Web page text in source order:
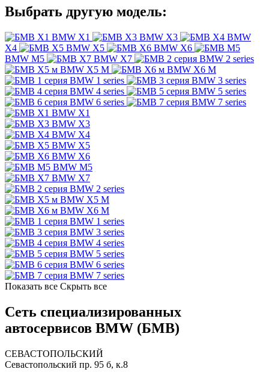
Выбрать другую модель:
BMW X1 BMW X3
BMW
X4
BMW X5
BMW X6
BMW M5
BMW X7
BMW 2 series
BMW X5 M
BMW X6 M
BMW 1 series
BMW 3 series
BMW 4 series
BMW 5 series
BMW 6 series
BMW 7 series
BMW X1
BMW X3
BMW X4
BMW X5
BMW X6
BMW M5
BMW X7
BMW 2 series
BMW X5 M
BMW X6 M
BMW 1 series
BMW 3 series
BMW 4 series
BMW 5 series
BMW 6 series
BMW 7 series
Показать все Скрыть все
Сеть специализированных
автосервисов BMW (БМВ)
СЕВАСТОПОЛЬСКИЙ
Севастопольский пр. 95 б, к.8